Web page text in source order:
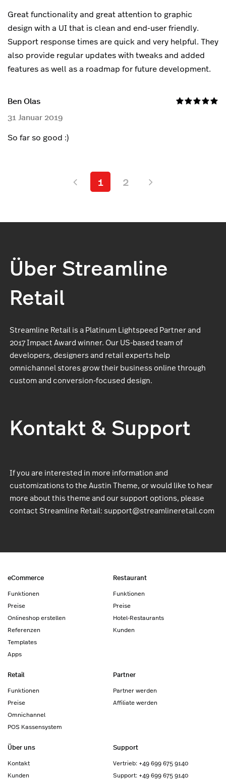
Great functionality and great attention to graphic
design with a UI that is clean and end-user friendly.
Support response times are quick and very helpful. They
also provide regular updates with tweaks and added
features as well as a roadmap for future development.
Ben Olas
31 Januar 2019
So far so good :)
1 2
Über Streamline
Retail
Streamline Retail is a Platinum Lightspeed Partner and
2017 Impact Award winner. Our US-based team of
developers, designers and retail experts help
omnichannel stores grow their business online through
custom and conversion-focused design.
Kontakt & Support
If you are interested in more information and
customizations to the Austin Theme, or would like to hear
more about this theme and our support options, please
contact Streamline Retail: support@streamlineretail.com
eCommerce
Funktionen
Preise
Onlineshop erstellen
Referenzen
Templates
Apps
Restaurant
Funktionen
Preise
Hotel-Restaurants
Kunden
Retail
Funktionen
Preise
Omnichannel
POS Kassensystem
Partner
Partner werden
Affiliate werden
Über uns
Kontakt
Kunden
Support
Vertrieb: +49 699 675 9140
Support: +49 699 675 9140